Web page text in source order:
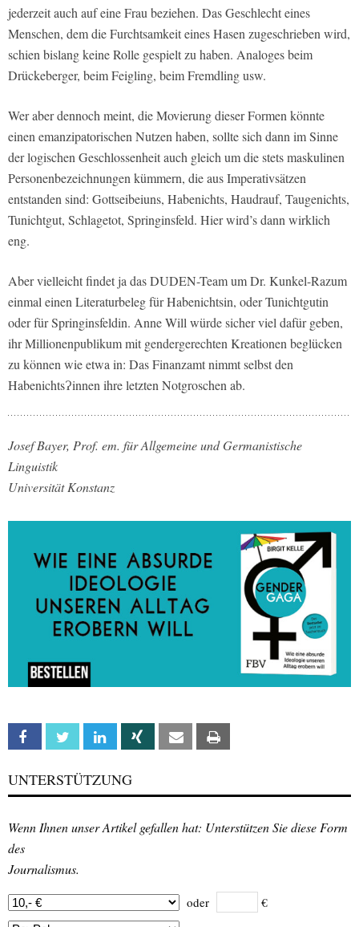
jederzeit auch auf eine Frau beziehen. Das Geschlecht eines
Menschen, dem die Furchtsamkeit eines Hasen zugeschrieben wird,
schien bislang keine Rolle gespielt zu haben. Analoges beim
Drückeberger, beim Feigling, beim Fremdling usw.
Wer aber dennoch meint, die Movierung dieser Formen könnte
einen emanzipatorischen Nutzen haben, sollte sich dann im Sinne
der logischen Geschlossenheit auch gleich um die stets maskulinen
Personenbezeichnungen kümmern, die aus Imperativsätzen
entstanden sind: Gottseibeiuns, Habenichts, Haudrauf, Taugenichts,
Tunichtgut, Schlagetot, Springinsfeld. Hier wird’s dann wirklich
eng.
Aber vielleicht findet ja das DUDEN-Team um Dr. Kunkel-Razum
einmal einen Literaturbeleg für Habenichtsin, oder Tunichtgutin
oder für Springinsfeldin. Anne Will würde sicher viel dafür geben,
ihr Millionenpublikum mit gendergerechten Kreationen beglücken
zu können wie etwa in: Das Finanzamt nimmt selbst den
HabenichtsɁinnen ihre letzten Notgroschen ab.
Josef Bayer, Prof. em. für Allgemeine und Germanistische
Linguistik
Universität Konstanz
Facebook Twitter Linkedin Xing Email
UNTERSTÜTZUNG
Wenn Ihnen unser Artikel gefallen hat: Unterstützen Sie diese Form
des
Journalismus.
oder €